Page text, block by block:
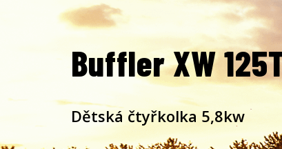
Buffler XS 125Y
Dětská čtyřkolka 5kw